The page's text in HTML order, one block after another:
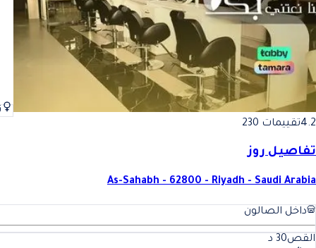
4.2تقييمات 230
تفاصيل روز
As-Sahabh - 62800 - Riyadh - Saudi Arabia
داخل الصالون
القص30 د